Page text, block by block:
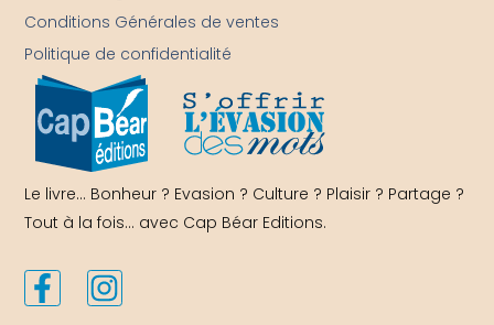
Le livre… Bonheur ? Evasion ? Culture ? Plaisir ? Partage ?
Tout à la fois… avec Cap Béar Editions.
Conditions Générales de ventes
Politique de confidentialité